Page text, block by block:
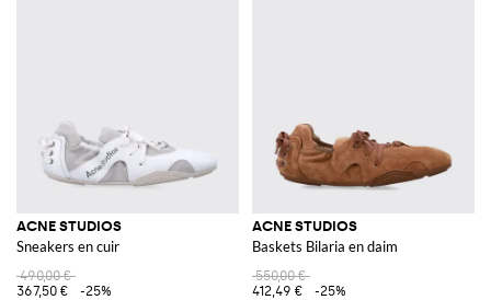
ACNE STUDIOS
Sneakers en cuir
490,00 €
367,50 €
-25%
ACNE STUDIOS
Baskets Bilaria en daim
550,00 €
412,49 €
-25%